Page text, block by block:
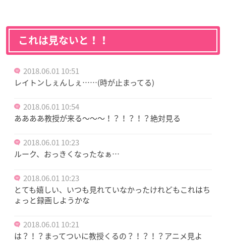
これは見ないと！！
2018.06.01 10:51
レイトンしぇんしぇ……(時が止まってる)
2018.06.01 10:54
ああああ教授が来る〜〜〜！？！？！？絶対見る
2018.06.01 10:23
ルーク、おっきくなったなぁ…
2018.06.01 10:23
とても嬉しい、いつも見れていなかったけれどもこれはち
ょっと録画しようかな
2018.06.01 10:21
は？！？まってついに教授くるの？！？！？アニメ見よ